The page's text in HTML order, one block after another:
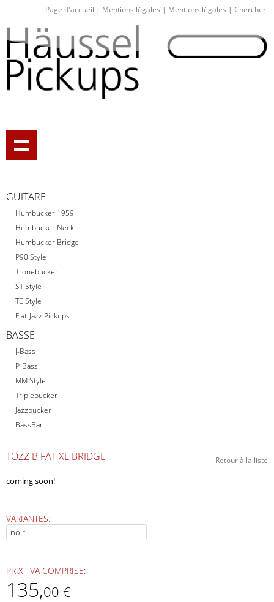
Page d'accueil | Mentions légales | Mentions légales | Chercher
GUITARE
Humbucker 1959
Humbucker Neck
Humbucker Bridge
P90 Style
Tronebucker
ST Style
TE Style
Flat-Jazz Pickups
BASSE
J-Bass
P-Bass
MM Style
Triplebucker
Jazzbucker
BassBar
TOZZ B FAT XL BRIDGE Retour à la liste
coming soon!
VARIANTES:
PRIX TVA COMPRISE:
135,00 €